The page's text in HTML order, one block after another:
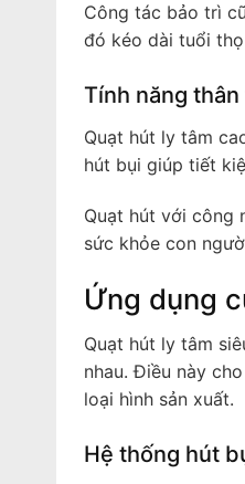
Công tác bảo trì
đó kéo dài tuổi
Tính năng
Quạt hút ly tâm
hút bụi giúp tiết
Quạt hút với công
sức khỏe con
Ứng dụng
Quạt hút ly tâm
nhau. Điều này
loại hình sản xuất.
Hệ thống hút